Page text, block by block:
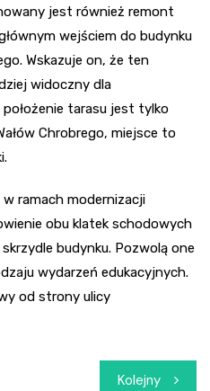
jest również remont
wejściem do budynku
Wskazuje on, że ten
widoczny dla
tarasu jest tylko
Chrobrego, miejsce to
ramach modernizacji
obu klatek schodowych
budynku. Pozwolą one
wydarzeń edukacyjnych.
od strony ulicy
Kolejny